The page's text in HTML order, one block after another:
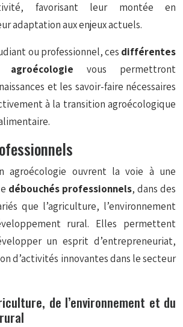
favorisant leur montée en
adaptation aux enjeux actuels.
ou professionnel, ces différentes
vous permettront
et les savoir-faire nécessaires
à la transition agroécologique
agroécologie ouvrent la voie à une
débouchés professionnels, dans des
que l’agriculture, l’environnement
rural. Elles permettent
un esprit d’entrepreneuriat,
d’activités innovantes dans le secteur
de l’environnement et du